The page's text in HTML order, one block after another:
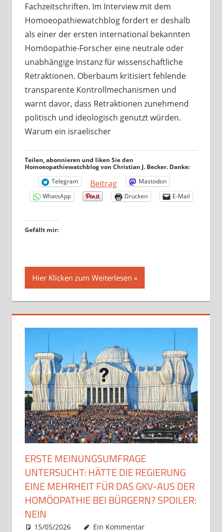
Fachzeitschriften. Im Interview mit dem
Homoeopathiewatchblog fordert er deshalb
als einer der ersten international bekannten
Homöopathie-Forscher eine neutrale oder
unabhängige Instanz für wissenschaftliche
Retraktionen. Oberbaum kritisiert fehlende
transparente Kontrollmechanismen und
warnt davor, dass Retraktionen zunehmend
politisch und ideologisch genutzt würden.
Warum ein israelischer
Teilen, abonnieren und liken Sie den
Homoeopathiewatchblog von Christian J. Becker. Danke:
Telegram
Beitrag
Mastodon
WhatsApp
Drucken E-Mail
Gefällt mir:
Hier Klicken zum Weiterlesen
ERSTE MEINUNGSUMFRAGE
UNTERSUCHT: HÄTTE DIE REGIERUNG
EINE MEHRHEIT FÜR DAS GKV-AUS DER
HOMÖOPATHIE BEI BÜRGERN? SPOILER:
NEIN
15/05/2026 Christian J. Becker
Uncategorized
Ein Kommentar